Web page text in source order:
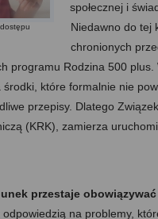
społecznej i
Niedawno do tej
chronionych
programu Rodzina 500
które formalnie nie
przepisy. Dlatego
(KRK), zamierza
przestaje
na problemy,